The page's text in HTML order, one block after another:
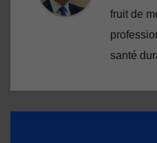
fruit de
santé